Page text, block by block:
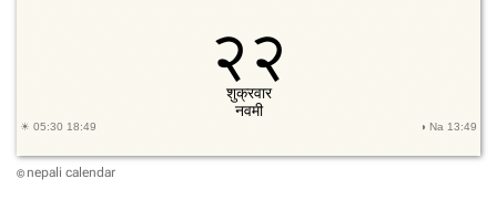
© nepali calendar